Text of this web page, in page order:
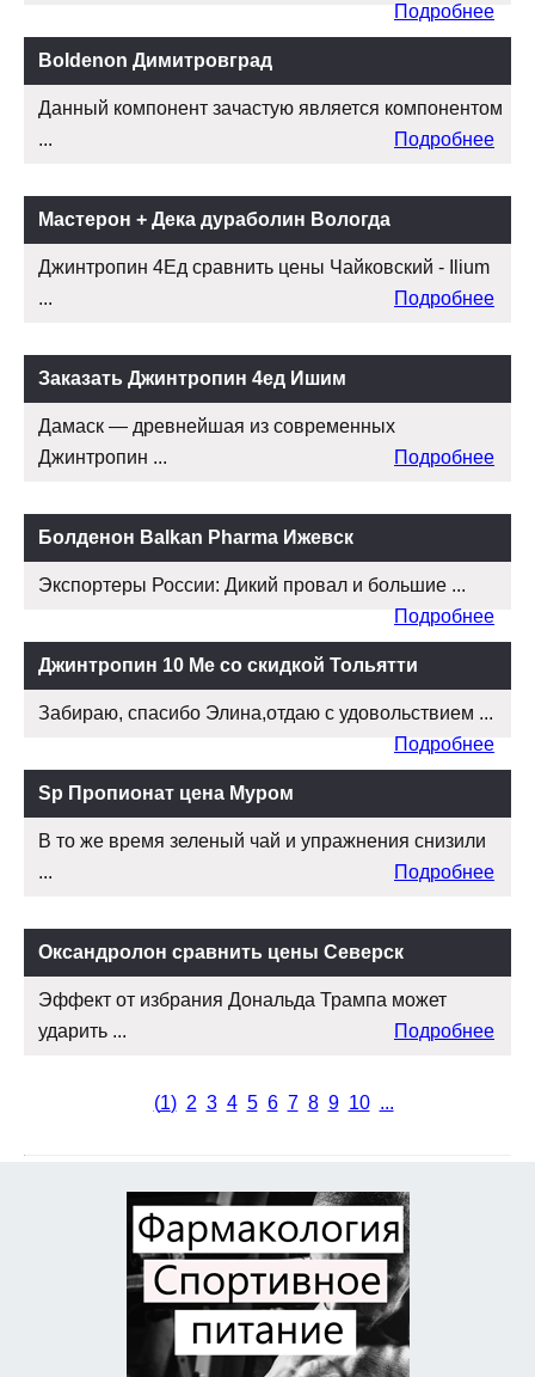
Подробнее
Boldenon Димитровград
Данный компонент зачастую является компонентом
...
Подробнее
Мастерон + Дека дураболин Вологда
Джинтропин 4Ед сравнить цены Чайковский - Ilium
...
Подробнее
Заказать Джинтропин 4ед Ишим
Дамаск — древнейшая из современных
Джинтропин ...
Подробнее
Болденон Balkan Pharma Ижевск
Экспортеры России: Дикий провал и большие ...
Подробнее
Джинтропин 10 Ме со скидкой Тольятти
Забираю, спасибо Элина,отдаю с удовольствием ...
Подробнее
Sp Пропионат цена Муром
В то же время зеленый чай и упражнения снизили
...
Подробнее
Оксандролон сравнить цены Северск
Эффект от избрания Дональда Трампа может
ударить ...
Подробнее
(1) 2 3 4 5 6 7 8 9 10 ...